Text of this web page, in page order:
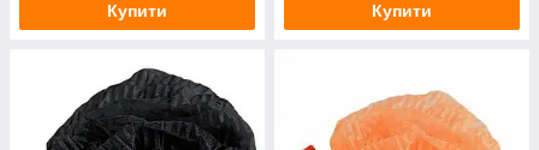
Купити Купити